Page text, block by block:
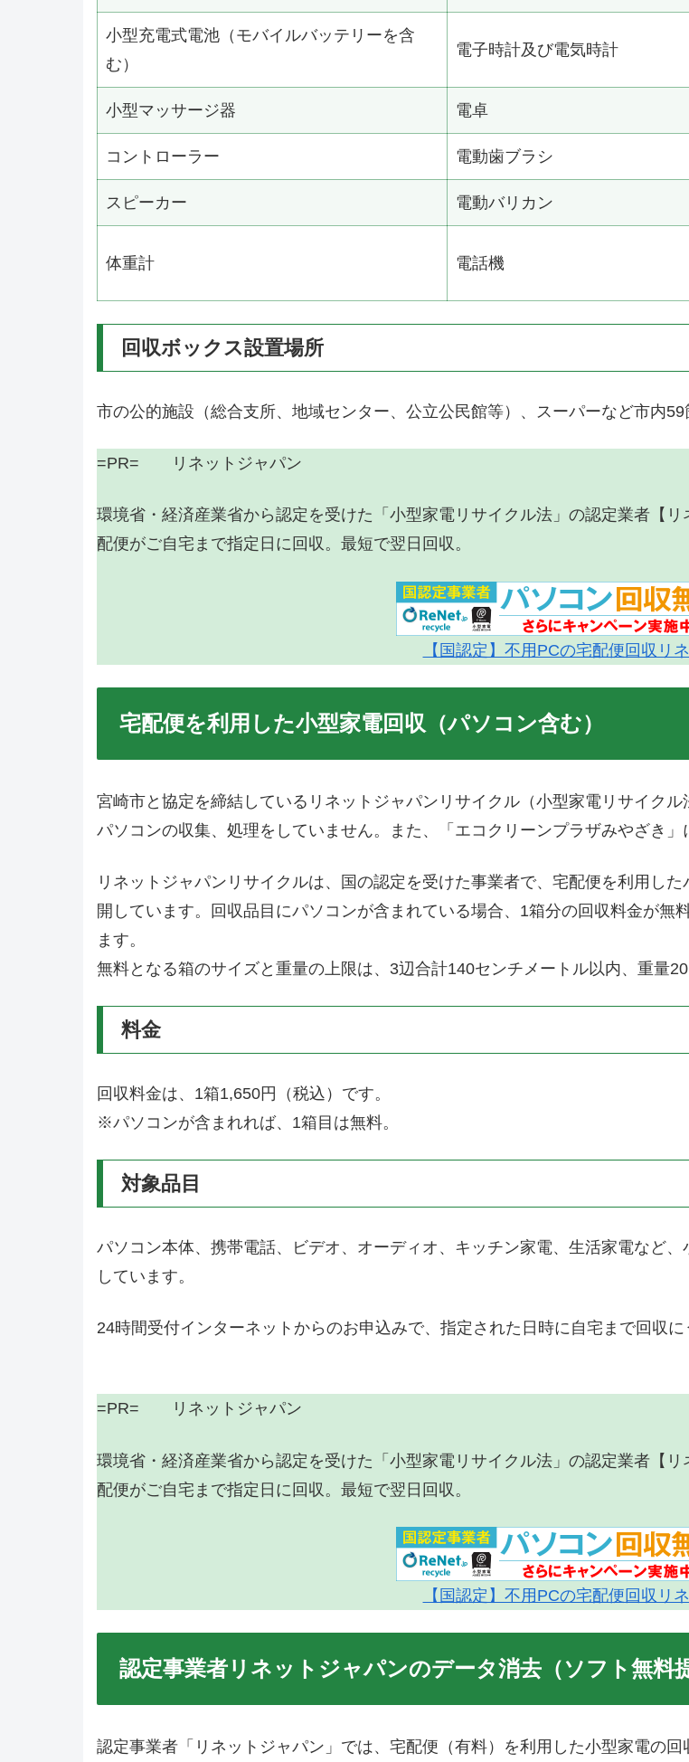
小型充電式電池（モバイルバッテリーを含
む）
電子時計及び電気時計
小型マッサージ器 電卓
コントローラー 電動歯ブラシ
スピーカー 電動バリカン
体重計 電話機
回収ボックス設置場所
市の公的施設（総合支所、地域センター、公立公民館等）、スーパーなど市内59
=PR= リネットジャパン
環境省・経済産業省から認定を受けた「小型家電リサイクル法」の認定業者【
配便がご自宅まで指定日に回収。最短で翌日回収。
【国認定】不用PCの宅配便回収リ
宅配便を利用した小型家電回収（パソコン含む）
宮崎市と協定を締結しているリネットジャパンリサイクル（小型家電リサイク
パソコンの収集、処理をしていません。また、「エコクリーンプラザみやざき」
リネットジャパンリサイクルは、国の認定を受けた事業者で、宅配便を利用し
開しています。回収品目にパソコンが含まれている場合、1箱分の回収料金が無
ます。
無料となる箱のサイズと重量の上限は、3辺合計140センチメートル以内、重量20
料金
回収料金は、1箱1,650円（税込）です。
※パソコンが含まれれば、1箱目は無料。
対象品目
パソコン本体、携帯電話、ビデオ、オーディオ、キッチン家電、生活家電など
しています。
24時間受付インターネットからのお申込みで、指定された日時に自宅まで回収に
=PR= リネットジャパン
環境省・経済産業省から認定を受けた「小型家電リサイクル法」の認定業者【
配便がご自宅まで指定日に回収。最短で翌日回収。
【国認定】不用PCの宅配便回収リ
認定事業者リネットジャパンのデータ消去（ソフト無料
認定事業者「リネットジャパン」では、宅配便（有料）を利用した小型家電の